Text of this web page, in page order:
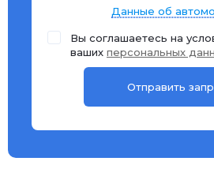
Данные об
Вы соглашаетесь на
ваших персональных